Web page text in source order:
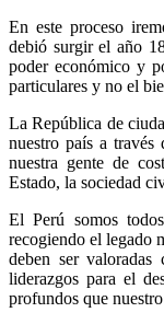
En este proceso
debió surgir el año
poder económico y
particulares y no el
La República de
nuestro país a través
nuestra gente de
Estado, la sociedad
El Perú somos
recogiendo el legado
deben ser valoradas
liderazgos para el
profundos que